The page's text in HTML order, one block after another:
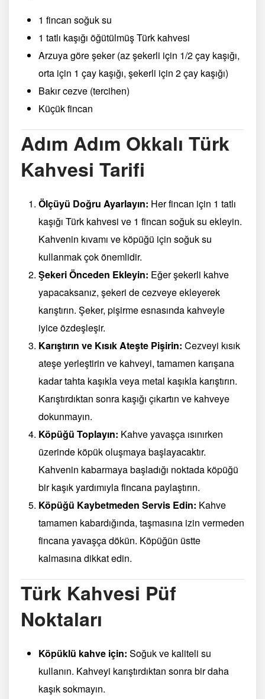
1 fincan soğuk su
1 tatlı kaşığı öğütülmüş Türk kahvesi
Arzuya göre şeker (az şekerli için 1/2 çay kaşığı,
orta için 1 çay kaşığı, şekerli için 2 çay kaşığı)
Bakır cezve (tercihen)
Küçük fincan
Adım Adım Okkalı Türk
Kahvesi Tarifi
Ölçüyü Doğru Ayarlayın: Her fincan için 1 tatlı
kaşığı Türk kahvesi ve 1 fincan soğuk su ekleyin.
Kahvenin kıvamı ve köpüğü için soğuk su
kullanmak çok önemlidir.
Şekeri Önceden Ekleyin: Eğer şekerli kahve
yapacaksanız, şekeri de cezveye ekleyerek
karıştırın. Şeker, pişirme esnasında kahveyle
iyice özdeşleşir.
Karıştırın ve Kısık Ateşte Pişirin: Cezveyi kısık
ateşe yerleştirin ve kahveyi, tamamen karışana
kadar tahta kaşıkla veya metal kaşıkla karıştırın.
Karıştırdıktan sonra kaşığı çıkartın ve kahveye
dokunmayın.
Köpüğü Toplayın: Kahve yavaşça ısınırken
üzerinde köpük oluşmaya başlayacaktır.
Kahvenin kabarmaya başladığı noktada köpüğü
bir kaşık yardımıyla fincana paylaştırın.
Köpüğü Kaybetmeden Servis Edin: Kahve
tamamen kabardığında, taşmasına izin vermeden
fincana yavaşça dökün. Köpüğün üstte
kalmasına dikkat edin.
Türk Kahvesi Püf
Noktaları
Köpüklü kahve için: Soğuk ve kaliteli su
kullanın. Kahveyi karıştırdıktan sonra bir daha
kaşık sokmayın.